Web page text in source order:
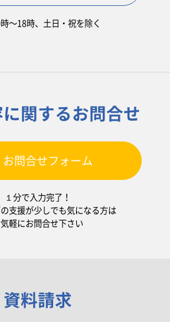
〜18時、土日・祝を除く
関するお問合せ
お問合せフォーム
１分で入力完了！
支援が少しでも気になる方は
軽にお問合せ下さい
資料請求